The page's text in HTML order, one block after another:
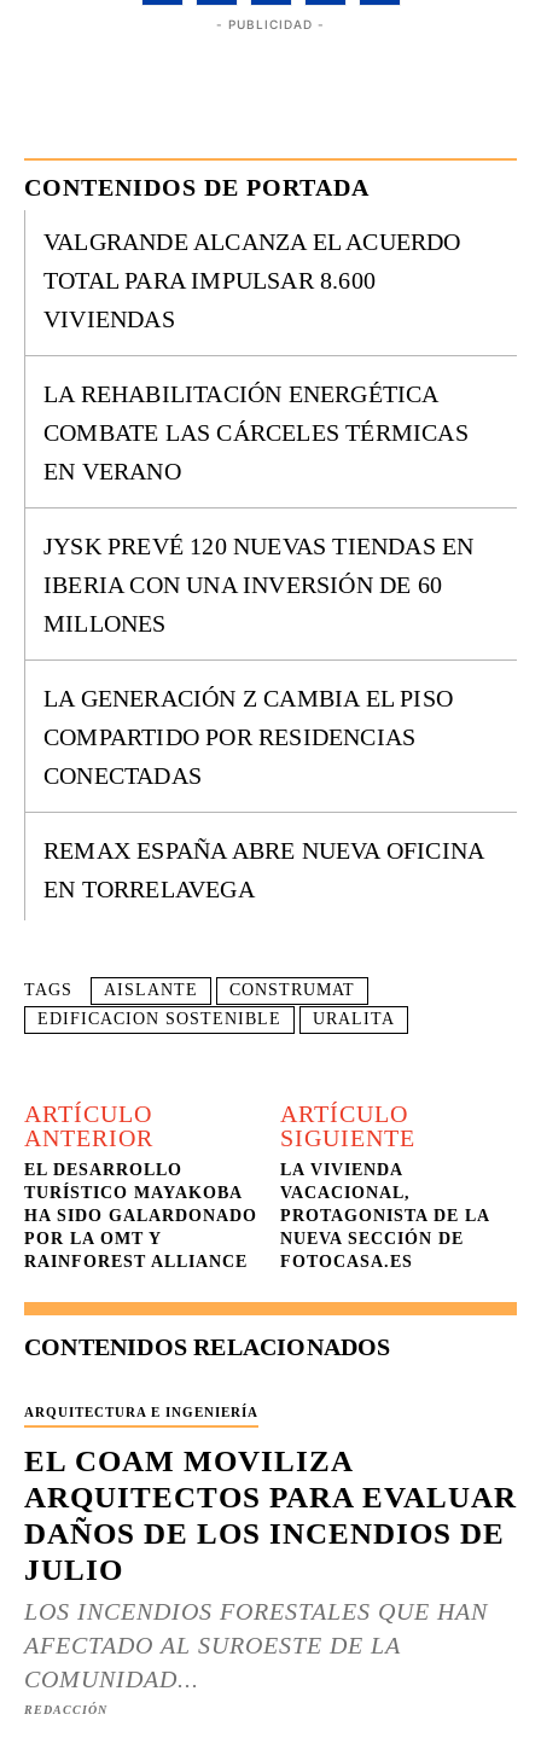
- PUBLICIDAD -
CONTENIDOS DE PORTADA
VALGRANDE ALCANZA EL ACUERDO
TOTAL PARA IMPULSAR 8.600
VIVIENDAS
LA REHABILITACIÓN ENERGÉTICA
COMBATE LAS CÁRCELES TÉRMICAS
EN VERANO
JYSK PREVÉ 120 NUEVAS TIENDAS EN
IBERIA CON UNA INVERSIÓN DE 60
MILLONES
LA GENERACIÓN Z CAMBIA EL PISO
COMPARTIDO POR RESIDENCIAS
CONECTADAS
REMAX ESPAÑA ABRE NUEVA OFICINA
EN TORRELAVEGA
TAGS AISLANTE
CONSTRUMAT
EDIFICACION SOSTENIBLE
URALITA
ARTÍCULO
ANTERIOR
EL DESARROLLO
TURÍSTICO MAYAKOBA
HA SIDO GALARDONADO
POR LA OMT Y
RAINFOREST ALLIANCE
ARTÍCULO
SIGUIENTE
LA VIVIENDA
VACACIONAL,
PROTAGONISTA DE LA
NUEVA SECCIÓN DE
FOTOCASA.ES
CONTENIDOS RELACIONADOS
ARQUITECTURA E INGENIERÍA
EL COAM MOVILIZA
ARQUITECTOS PARA EVALUAR
DAÑOS DE LOS INCENDIOS DE
JULIO
LOS INCENDIOS FORESTALES QUE HAN
AFECTADO AL SUROESTE DE LA
COMUNIDAD...
REDACCIÓN